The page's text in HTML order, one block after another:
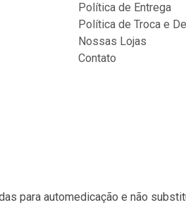
Política de Entrega
Política de Troca e
Nossas Lojas
Contato
para automedicação e não